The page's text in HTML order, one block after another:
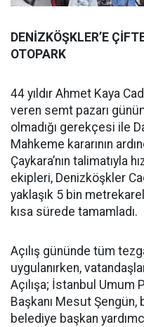
DENİZKÖŞKLER’E
OTOPARK
44 yıldır Ahmet Kaya
veren semt pazarı
olmadığı gerekçesi ile
Mahkeme kararının
Çaykara’nın talimatıyla
ekipleri, Denizköşkler
yaklaşık 5 bin
kısa sürede tamamladı.
Açılış gününde tüm
uygulanırken,
Açılışa; İstanbul Umum
Başkanı Mesut
belediye başkan